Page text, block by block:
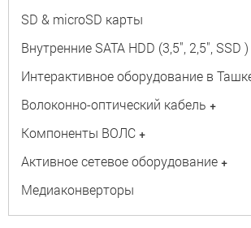
SD & microSD карты
Внутренние SATA HDD (3,5", 2,5", SSD )
Интерактивное оборудование в
Волоконно-оптический кабель +
Компоненты ВОЛС +
Активное сетевое оборудование +
Медиаконверторы